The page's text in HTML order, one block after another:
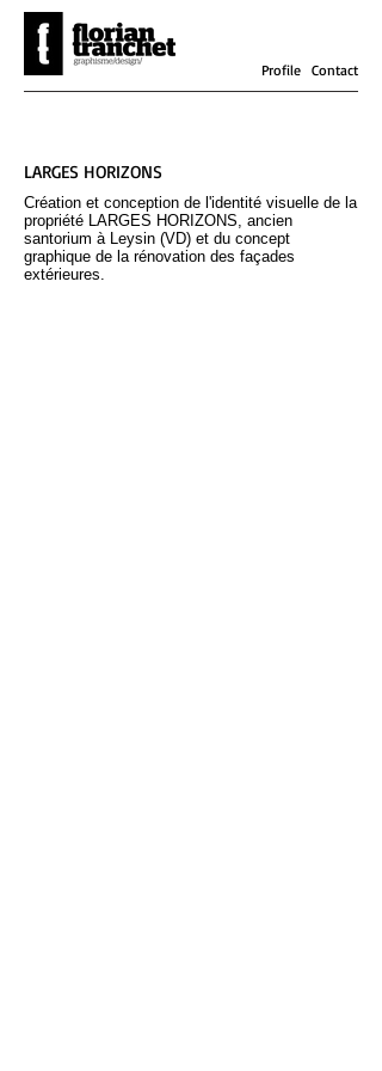
Profile Contact
LARGES HORIZONS
Création et conception de l'identité visuelle de la
propriété LARGES HORIZONS, ancien
santorium à Leysin (VD) et du concept
graphique de la rénovation des façades
extérieures.